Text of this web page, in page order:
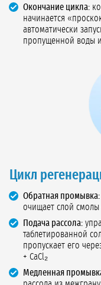
Окончание цикла:
начинается
автоматически
пропущенной воды
Цикл
Обратная промывка:
очищает слой смолы
Подача рассола:
таблетированной
пропускает его
+ CaCl₂
Медленная